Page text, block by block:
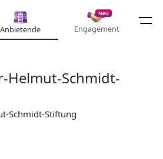
Anbietende
Neu
Engagement
Helmut-Schmidt-
Schmidt-Stiftung